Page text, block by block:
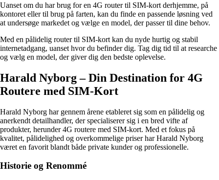
Uanset om du har brug for en 4G router til SIM-kort derhjemme, på
kontoret eller til brug på farten, kan du finde en passende løsning ved
at undersøge markedet og vælge en model, der passer til dine behov.
Med en pålidelig router til SIM-kort kan du nyde hurtig og stabil
internetadgang, uanset hvor du befinder dig. Tag dig tid til at researche
og vælg en model, der giver dig den bedste oplevelse.
Harald Nyborg – Din Destination for 4G
Routere med SIM-Kort
Harald Nyborg har gennem årene etableret sig som en pålidelig og
anerkendt detailhandler, der specialiserer sig i en bred vifte af
produkter, herunder 4G routere med SIM-kort. Med et fokus på
kvalitet, pålidelighed og overkommelige priser har Harald Nyborg
været en favorit blandt både private kunder og professionelle.
Historie og Renommé